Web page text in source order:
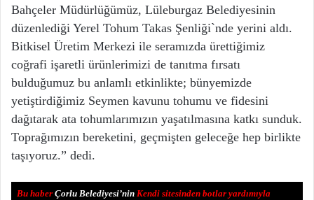
Bahçeler Müdürlüğümüz, Lüleburgaz Belediyesinin
düzenlediği Yerel Tohum Takas Şenliği`nde yerini aldı.
Bitkisel Üretim Merkezi ile seramızda ürettiğimiz
coğrafi işaretli ürünlerimizi de tanıtma fırsatı
bulduğumuz bu anlamlı etkinlikte; bünyemizde
yetiştirdiğimiz Seymen kavunu tohumu ve fidesini
dağıtarak ata tohumlarımızın yaşatılmasına katkı sunduk.
Toprağımızın bereketini, geçmişten geleceğe hep birlikte
taşıyoruz.” dedi.
Bu haberÇorlu Belediyesi’nin Kendi sitesinden botlar yardımıyla